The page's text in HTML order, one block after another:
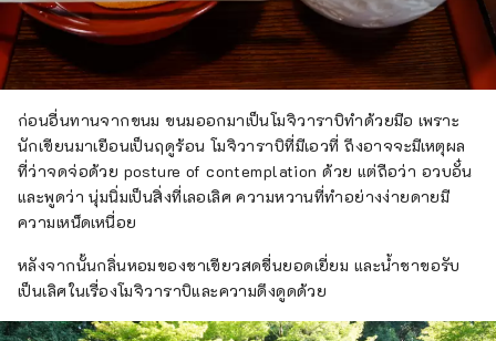
ก่อนอื่นทานจากขนม ขนมออกมาเป็นโมจิวาราบิทำด้วยมือ เพราะ
นักเขียนมาเยือนเป็นฤดูร้อน โมจิวาราบิที่มีเอวที่ ถึงอาจจะมีเหตุผล
ที่ว่าจดจ่อด้วย posture of contemplation ด้วย แต่ถือว่า อวบอั๋น
และพูดว่า นุ่มนิ่มเป็นสิ่งที่เลอเลิศ ความหวานที่ทำอย่างง่ายดายมี
ความเหน็ดเหนื่อย
หลังจากนั้นกลิ่นหอมของชาเขียวสดชื่นยอดเยี่ยม และน้ำชาขอรับ
เป็นเลิศในเรื่องโมจิวาราบิและความดึงดูดด้วย